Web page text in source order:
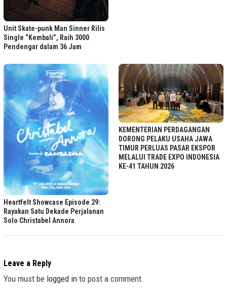
Unit Skate-punk Man Sinner Rilis
Single “Kembali”, Raih 3000
Pendengar dalam 36 Jam
Heartfelt Showcase Episode 29:
Rayakan Satu Dekade Perjalanan
Solo Christabel Annora
KEMENTERIAN PERDAGANGAN
DORONG PELAKU USAHA JAWA
TIMUR PERLUAS PASAR EKSPOR
MELALUI TRADE EXPO INDONESIA
KE-41 TAHUN 2026
Leave a Reply
You must be logged in to post a comment.